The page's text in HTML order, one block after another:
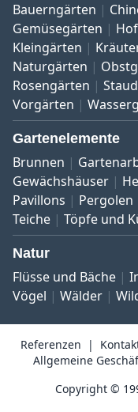
Bauerngärten
Gemüsegärten
Kleingärten
Naturgärten
Rosengärten
Vorgärten
Gartenelemente
Brunnen
Gewächshäuser
Pavillons
Pergolen
Teiche
Töpfe und
Natur
Flüsse und Bäche
Vögel
Wälder
Referenzen
Allgemeine
Copyright ©